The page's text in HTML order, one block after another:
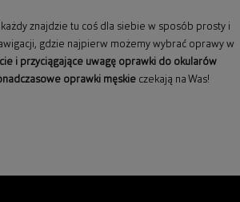
każdy znajdzie tu coś dla siebie w sposób prosty i
gdzie najpierw możemy wybrać oprawy w
i przyciągające uwagę oprawki do okularów
oprawki męskie czekają na Was!